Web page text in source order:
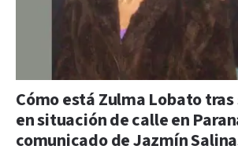
Cómo está Zulma Lobato
en situación de calle en
comunicado de Jazmín